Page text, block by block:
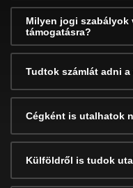
Milyen jogi szabályok
támogatásra?
Tudtok számlát adni
Cégként is utalhatok
Külföldről is tudok